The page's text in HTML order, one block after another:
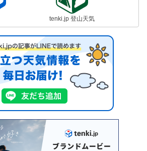
tenki.jp 登山天気